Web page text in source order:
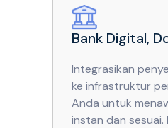
Bank Digital,
Integrasikan
ke infrastruktur
Anda untuk
instan dan